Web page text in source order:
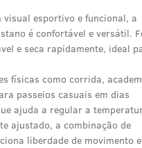
visual esportivo e funcional, a
é confortável e versátil.
e seca rapidamente, ideal
físicas como corrida,
passeios casuais em dias
ajuda a regular a
ajustado, a combinação de
liberdade de movimento e